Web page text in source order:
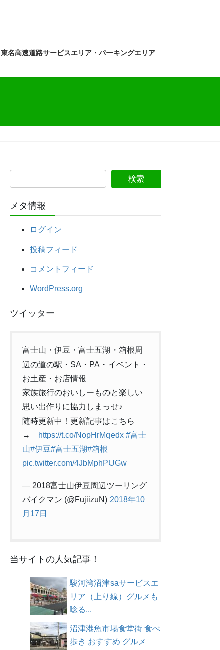
東名高速道路サービスエリア・パーキングエリア
メタ情報
ログイン
投稿フィード
コメントフィード
WordPress.org
ツイッター
富士山・伊豆・富士五湖・箱根周
辺の道の駅・SA・PA・イベント・
お土産・お店情報
家族旅行のおいしーものと楽しい
思い出作りに協力しまっせ♪
随時更新中！更新記事はこちら
→
https://t.co/NopHrMqedx #富士
山#伊豆#富士五湖#箱根
pic.twitter.com/4JbMphPUGw
— 2018富士山伊豆周辺ツーリング
バイクマン (@FujiizuN) 2018年10
月17日
当サイトの人気記事！
駿河湾沼津saサービスエ
リア（上り線）グルメも
唸る...
沼津港魚市場食堂街 食べ
歩き おすすめ グルメ